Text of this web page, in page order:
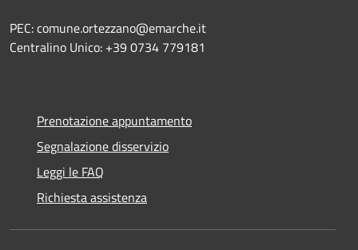
PEC: comune.ortezzano@emarche.it
Centralino Unico: +39 0734 779181
Prenotazione appuntamento
Segnalazione disservizio
Leggi le FAQ
Richiesta assistenza